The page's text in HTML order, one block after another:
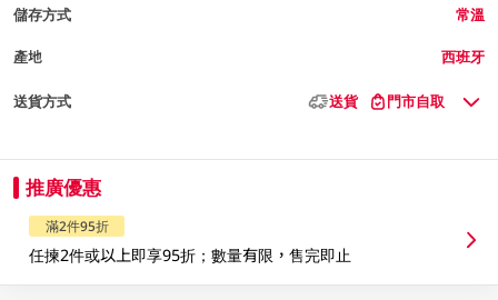
儲存方式 常溫
產地 西班牙
送貨方式 送貨 門市自取
推廣優惠
滿2件95折
任揀2件或以上即享95折；數量有限，售完即止